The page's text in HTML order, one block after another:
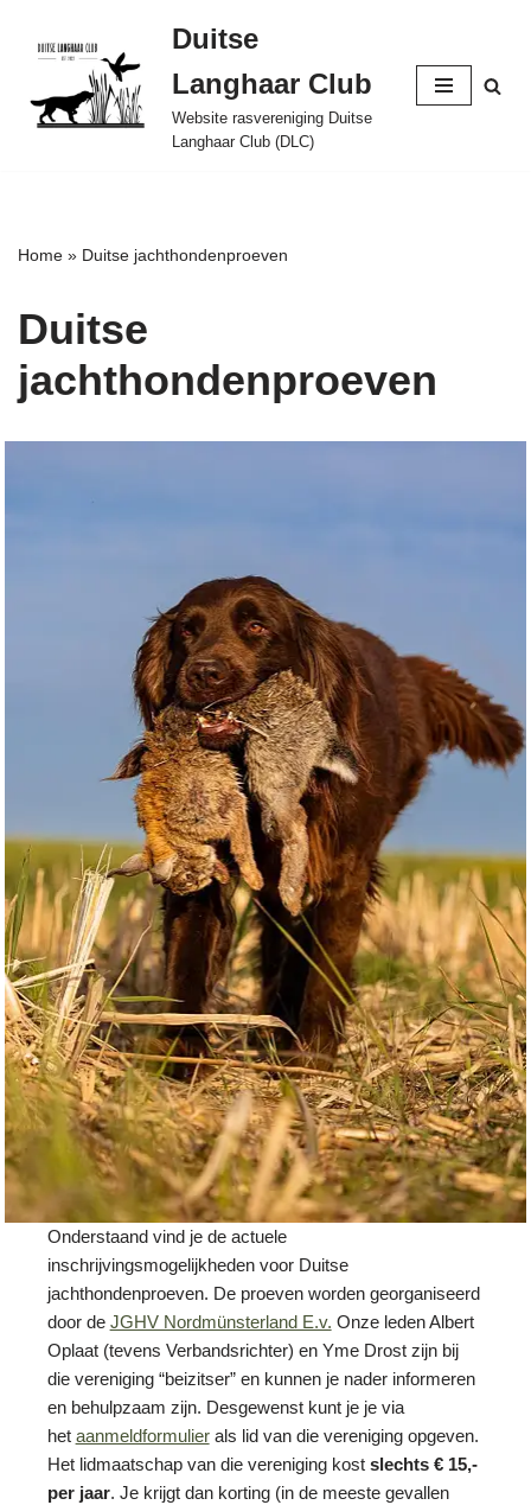
Ga
naar
Duitse
Langhaar Club
Website rasvereniging Duitse
Langhaar Club (DLC)
Home » Duitse jachthondenproeven
Duitse
jachthondenproeven
Onderstaand vind je de actuele
inschrijvingsmogelijkheden voor Duitse
jachthondenproeven. De proeven worden georganiseerd
door de JGHV Nordmünsterland E.v. Onze leden Albert
Oplaat (tevens Verbandsrichter) en Yme Drost zijn bij
die vereniging “beizitser” en kunnen je nader informeren
en behulpzaam zijn. Desgewenst kunt je je via
het aanmeldformulierals lid van die vereniging opgeven.
Het lidmaatschap van die vereniging kost slechts € 15,-
per jaar. Je krijgt dan korting (in de meeste gevallen